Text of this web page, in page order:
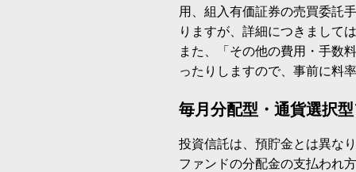
用、組入有価証券の売買委託
りますが、詳細につきまして
また、「その他の費用・手数
ったりしますので、事前に料
毎月分配型・通貨選択
投資信託は、預貯金とは異な
ファンドの分配金の支払われ